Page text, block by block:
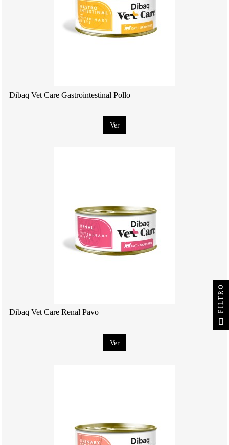
Dibaq Vet Care Gastrointestinal Pollo
Ver
Dibaq Vet Care Renal Pavo
Ver
FILTRO